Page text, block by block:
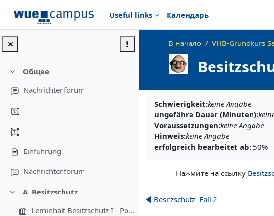
Useful links
Календарь
Свернуть
Общее
Nachrichtenforum
Einführung
Nachrichtenforum
Свернуть
A. Besitzschutz
Lerninhalt Besitzschutz I - Possessorischer Besitzschutz, §§ 861, 862 BGB
В начало VHB-Grundkurs
Schwierigkeit:keine Angabe
ungefähre Dauer (Minuten):
Voraussetzungen:keine Angabe
Hinweis:keine Angabe
erfolgreich bearbeitet ab: 50%
Нажмите на ссылку
◀︎ Besitzschutz ­ Fall 2